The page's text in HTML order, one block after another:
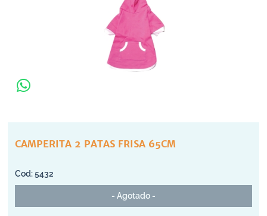
CAMPERITA 2 PATAS FRISA 65CM
5432
- Agotado -